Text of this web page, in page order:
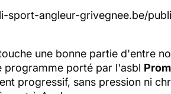
sport-angleur-grivegnee.be/
une bonne partie d'entre
programme porté par l'asbl
progressif, sans pression ni